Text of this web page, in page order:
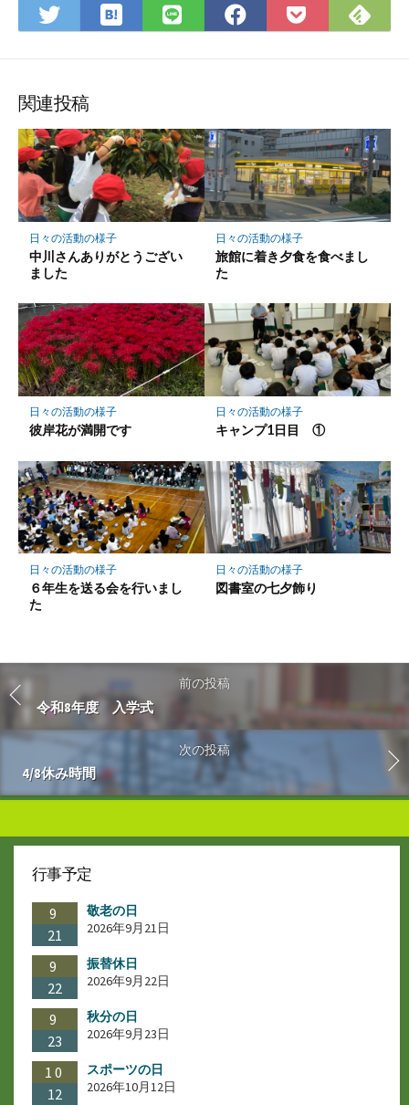
Twitter
で
ア
は
て
ク
マ
ー
ク
に
存
LINE
で
Facebook
で
Pocket
に
で
関連投稿
日々の活動の様子
中川さんありがとうござい
ました
日々の活動の様子
旅館に着き夕食を食べまし
た
日々の活動の様子
彼岸花が満開です
日々の活動の様子
キャンプ1日目 ①
日々の活動の様子
６年生を送る会を行いまし
た
日々の活動の様子
図書室の七夕飾り
前の投稿
令和8年度 入学式
次の投稿
4/8休み時間
行事予定
9
21
敬老の日
2026年9月21日
9
22
振替休日
2026年9月22日
9
23
秋分の日
2026年9月23日
10
12
スポーツの日
2026年10月12日